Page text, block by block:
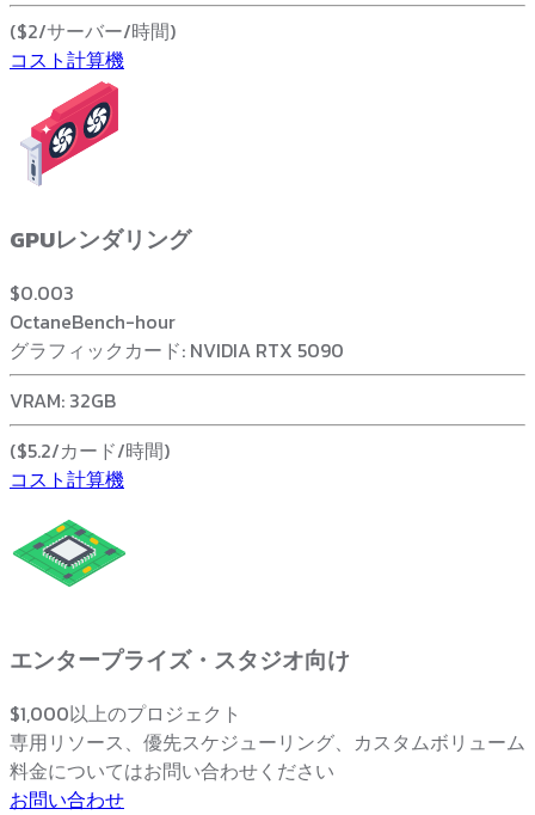
($2/サーバー/時間)
コスト計算機
GPUレンダリング
$0.003
OctaneBench-hour
グラフィックカード: NVIDIA RTX 5090
VRAM: 32GB
($5.2/カード/時間)
コスト計算機
エンタープライズ・スタジオ向け
$1,000以上のプロジェクト
専用リソース、優先スケジューリング、カスタムボリューム
料金についてはお問い合わせください
お問い合わせ